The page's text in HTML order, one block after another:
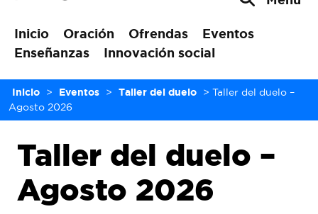
Inicio Oración Ofrendas
Eventos
Enseñanzas
Innovación social
Inicio > Eventos > Taller del duelo > Taller del duelo –
Agosto 2026
Taller del duelo –
Agosto 2026